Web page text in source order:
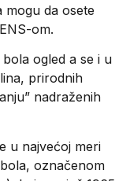
mogu da osete
om.
ogled a se i u
prirodnih
nadraženih
u najvećoj meri
označenom